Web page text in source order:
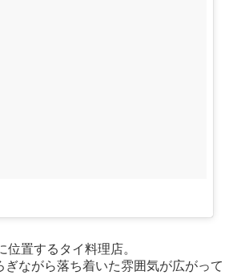
置するタイ料理店。
ながら落ち着いた雰囲気が広がって